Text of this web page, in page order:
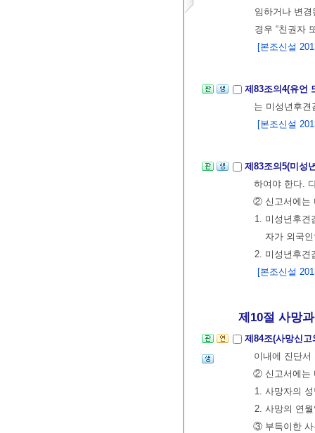
임하거나 변
경우 “친권자
[본조신설
제83조의4(유언
는 미성년후
[본조신설
제83조의5(미성
하여야 한다.
② 신고서에는
1. 미성년후견
자가 외국
2. 미성년후견
[본조신설
제10절 사망과
제84조(사망신
이내에 진단
② 신고서에는
1. 사망자의
2. 사망의 연
③ 부득이한 사